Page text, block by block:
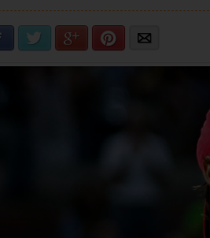
Facebook Twitter Google+ Pinterest